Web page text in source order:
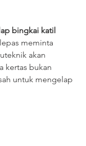
bingkai katil
meminta
akan
kertas bukan
untuk mengelap